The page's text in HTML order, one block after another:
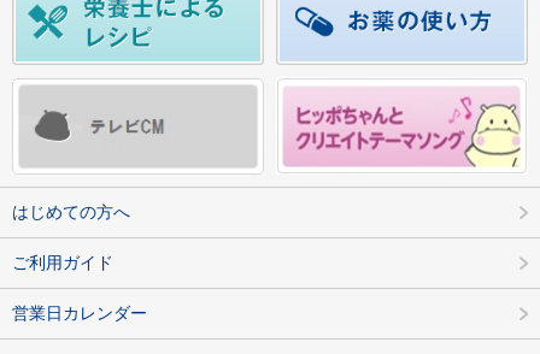
はじめての方へ
ご利用ガイド
営業日カレンダー